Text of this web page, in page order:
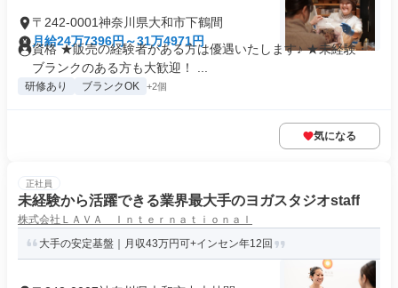
〒242-0001神奈川県大和市下鶴間
月給24万7396円～31万4971円
資格 ★販売の経験者がある方は優遇いたします♪ ★未経験・
ブランクのある方も大歓迎！ ...
研修あり ブランクOK +2個
気になる
正社員
未経験から活躍できる業界最大手のヨガスタジオstaff
株式会社ＬＡＶＡ Ｉｎｔｅｒｎａｔｉｏｎａｌ
大手の安定基盤｜月収43万円可+インセン年12回